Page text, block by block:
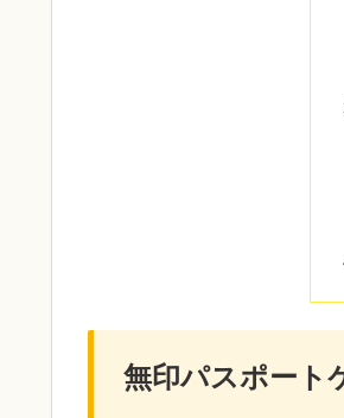
無印パスポート